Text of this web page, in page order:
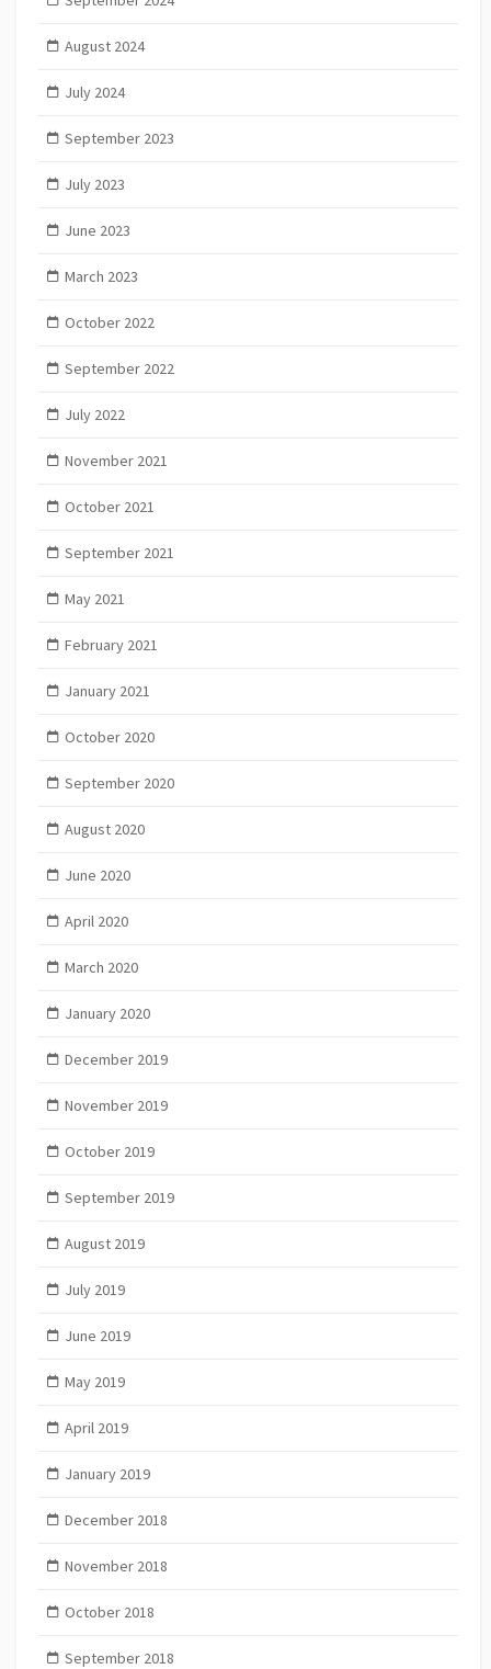
August 2024
July 2024
September 2023
July 2023
June 2023
March 2023
October 2022
September 2022
July 2022
November 2021
October 2021
September 2021
May 2021
February 2021
January 2021
October 2020
September 2020
August 2020
June 2020
April 2020
March 2020
January 2020
December 2019
November 2019
October 2019
September 2019
August 2019
July 2019
June 2019
May 2019
April 2019
January 2019
December 2018
November 2018
October 2018
September 2018